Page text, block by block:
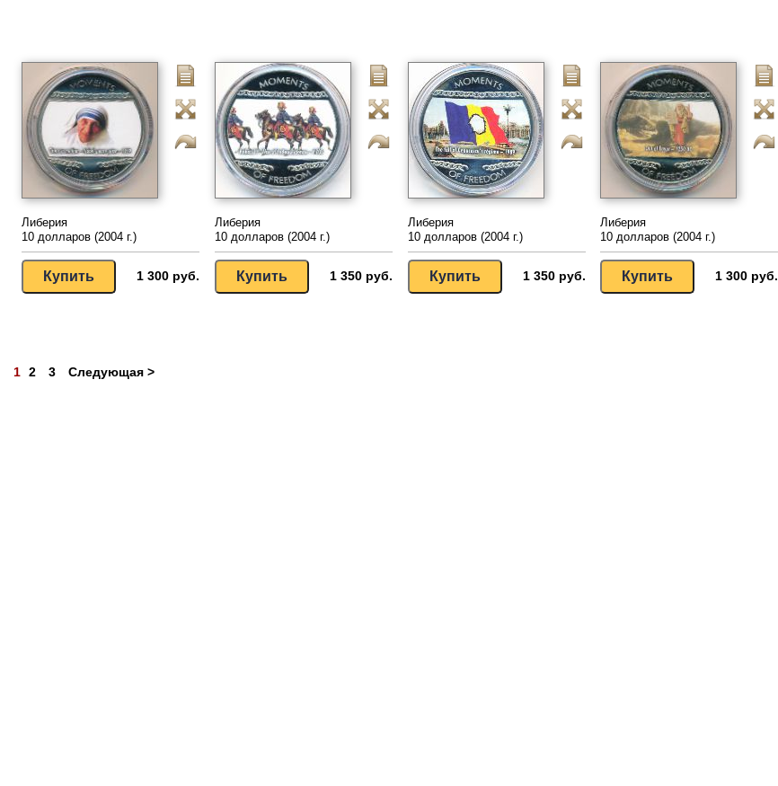
Либерия
10 долларов (2004 г.)
1 300 руб.
Либерия
10 долларов (2004 г.)
1 350 руб.
Либерия
10 долларов (2004 г.)
1 350 руб.
Либерия
10 долларов (2004 г.)
1 300 руб.
1 2 3 Следующая >